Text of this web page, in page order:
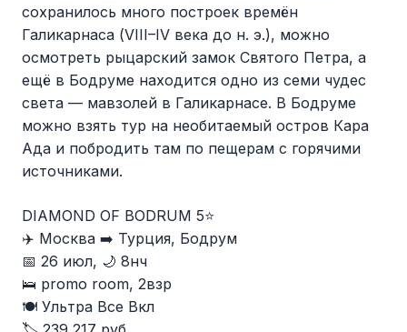
сохранилось много построек времён
Галикарнаса (VIII–IV века до н. э.), можно
осмотреть рыцарский замок Святого Петра, а
ещё в Бодруме находится одно из семи чудес
света — мавзолей в Галикарнасе. В Бодруме
можно взять тур на необитаемый остров Кара
Ада и побродить там по пещерам с горячими
источниками.
DIAMOND OF BODRUM 5⭐️
✈️ Москва ➡️ Турция, Бодрум
📅 26 июл, 🌙 8нч
🛌 promo room, 2взр
🍽 Ультра Все Вкл